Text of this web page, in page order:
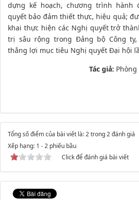
dựng kế hoạch, chương trình hành
quyết bảo đảm thiết thực, hiệu quả;
khai thực hiện các Nghị quyết trở
trị sâu rộng trong Đảng bộ Công
thắng lợi mục tiêu Nghị quyết Đại hội
Tác giả:
Tổng số điểm của bài viết là: 2 trong 2 đánh giá
Xếp hạng: 1 -2 phiếu bầu
Click để đánh giá bài viết